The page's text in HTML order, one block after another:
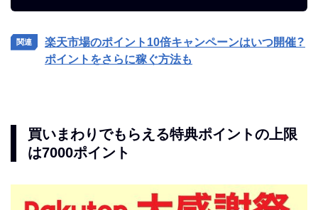
楽天市場のポイント10倍キャンペーンはいつ開催？
ポイントをさらに稼ぐ方法も
買いまわりでもらえる特典ポイントの上限
は7000ポイント